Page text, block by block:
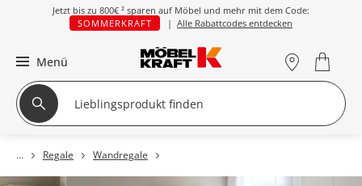
Jetzt bis zu 800€ ² sparen auf Möbel und mehr mit dem Code:
SOMMERKRAFT
| Alle Rabattcodes entdecken
Menü
Regale Wandregale